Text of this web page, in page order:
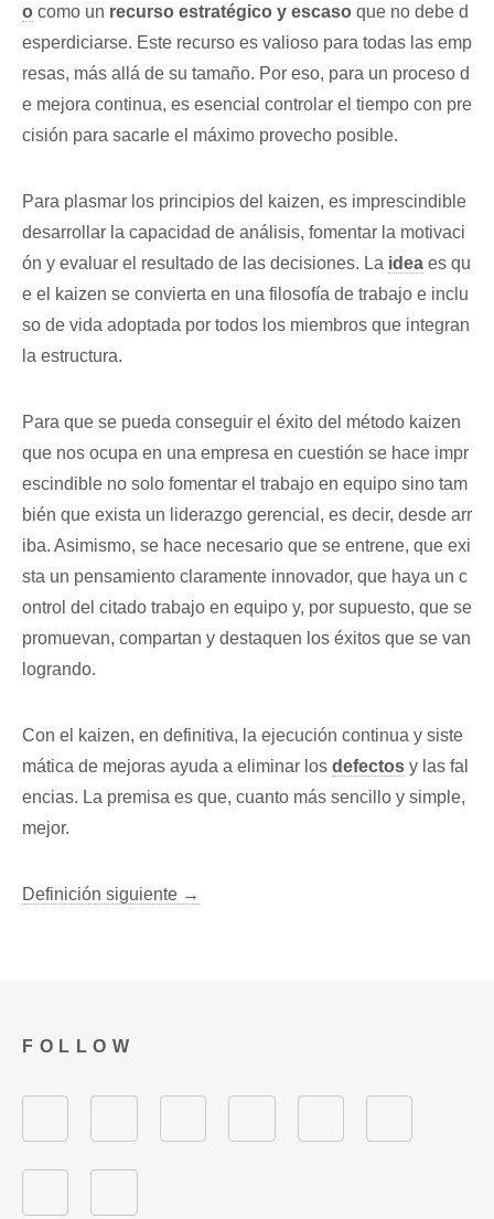
o como un recurso estratégico y escaso que no debe d
esperdiciarse. Este recurso es valioso para todas las emp
resas, más allá de su tamaño. Por eso, para un proceso d
e mejora continua, es esencial controlar el tiempo con pre
cisión para sacarle el máximo provecho posible.
Para plasmar los principios del kaizen, es imprescindible
desarrollar la capacidad de análisis, fomentar la motivaci
ón y evaluar el resultado de las decisiones. La idea es qu
e el kaizen se convierta en una filosofía de trabajo e inclu
so de vida adoptada por todos los miembros que integran
la estructura.
Para que se pueda conseguir el éxito del método kaizen
que nos ocupa en una empresa en cuestión se hace impr
escindible no solo fomentar el trabajo en equipo sino tam
bién que exista un liderazgo gerencial, es decir, desde arr
iba. Asimismo, se hace necesario que se entrene, que exi
sta un pensamiento claramente innovador, que haya un c
ontrol del citado trabajo en equipo y, por supuesto, que se
promuevan, compartan y destaquen los éxitos que se van
logrando.
Con el kaizen, en definitiva, la ejecución continua y siste
mática de mejoras ayuda a eliminar los defectos y las fal
encias. La premisa es que, cuanto más sencillo y simple,
mejor.
Definición siguiente →
FOLLOW